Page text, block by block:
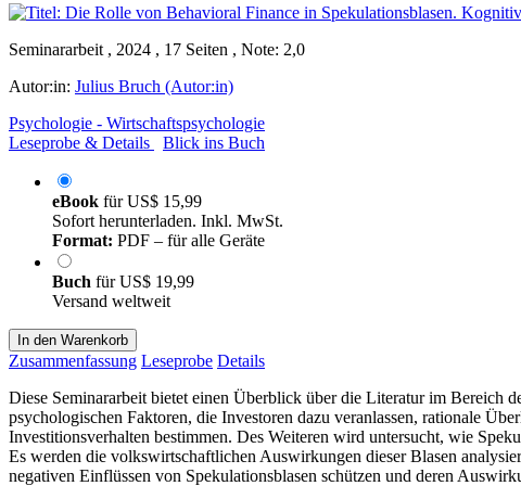
Seminararbeit , 2024 , 17 Seiten , Note: 2,0
Autor:in: Julius Bruch (Autor:in)
Psychologie - Wirtschaftspsychologie
Leseprobe & Details
Blick ins Buch
eBook fürUS$ 15,99
Sofort herunterladen. Inkl. MwSt.
Format: PDF – für alle Geräte
Buch fürUS$ 19,99
Versand weltweit
In den Warenkorb
Zusammenfassung Leseprobe Details
Diese Seminararbeit bietet einen Überblick über die Literatur im Bereich
psychologischen Faktoren, die Investoren dazu veranlassen, rationale
Investitionsverhalten bestimmen. Des Weiteren wird untersucht, wie
Es werden die volkswirtschaftlichen Auswirkungen dieser Blasen
negativen Einflüssen von Spekulationsblasen schützen und deren